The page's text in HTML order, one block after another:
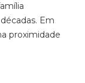
Em
proximidade